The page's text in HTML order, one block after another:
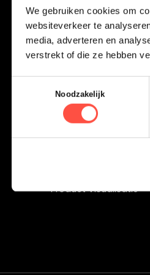
We gebruiken cookies om
websiteverkeer te
media, adverteren en
verstrekt of die ze hebben
Noodzakelijk
Ook interessant
Animatie
Explainer video
Explanimation
Product Visualisatie